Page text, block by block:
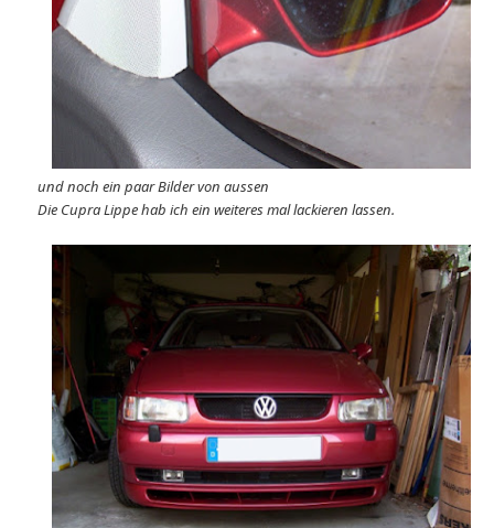
und noch ein paar Bilder von aussen
Die Cupra Lippe hab ich ein weiteres mal lackieren lassen.